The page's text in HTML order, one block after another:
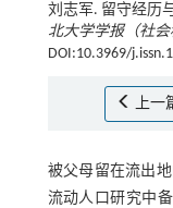
刘志军. 留守经历
北大学学报（社会
DOI:10.3969/
上一
被父母留在流出
流动人口研究中